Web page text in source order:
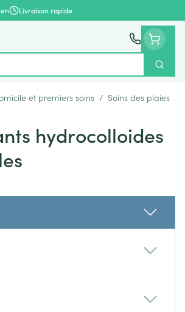
Livraison rapide
et premiers soins / Soins des plaies /
hydrocolloides